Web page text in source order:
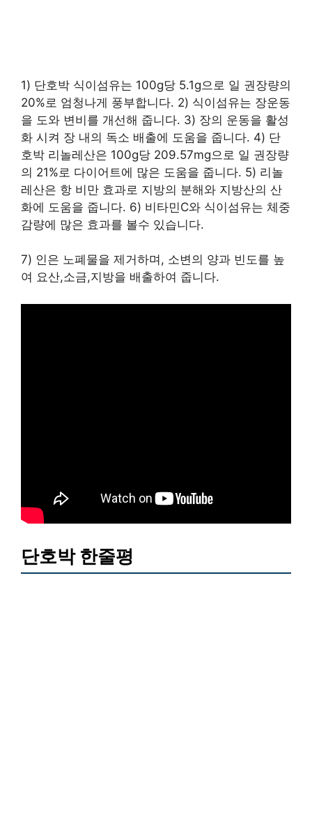
1) 단호박 식이섬유는 100g당 5.1g으로 일 권장량의
20%로 엄청나게 풍부합니다. 2) 식이섬유는 장운동
을 도와 변비를 개선해 줍니다. 3) 장의 운동을 활성
화 시켜 장 내의 독소 배출에 도움을 줍니다. 4) 단
호박 리놀레산은 100g당 209.57mg으로 일 권장량
의 21%로 다이어트에 많은 도움을 줍니다. 5) 리놀
레산은 항 비만 효과로 지방의 분해와 지방산의 산
화에 도움을 줍니다. 6) 비타민C와 식이섬유는 체중
감량에 많은 효과를 볼수 있습니다.
7) 인은 노폐물을 제거하며, 소변의 양과 빈도를 높
여 요산,소금,지방을 배출하여 줍니다.
단호박 한줄평